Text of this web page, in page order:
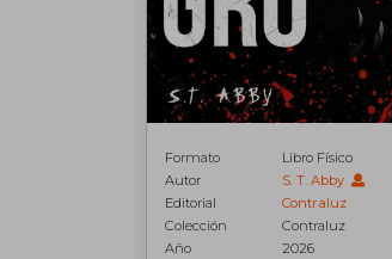
Formato
Libro Físico
Autor
S. T. Abby
Editorial
Contraluz
Colección
Contraluz
Año
2026